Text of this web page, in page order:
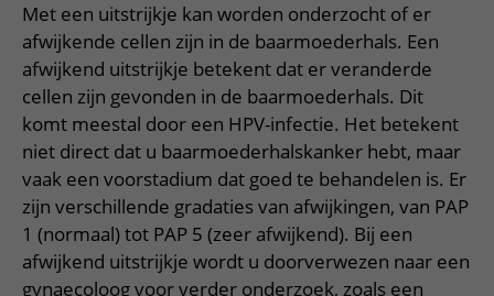
Poliklinieken
Verpleegafdelingen
Onze zorgverleners
Onderzoeken en diagnostiek
Het Wilhelmina Kinderziekenhuis
Bezoek aan de polikliniek
Opname in het ziekenhuis
Voorbereiding op uw afspraak
Bloedprikken
Wachttijden
Bezoektijden
Wijzigen patiëntgegevens
Op bezoek in het UMC Utrecht
Apotheek
Winkels en restaurants
Faciliteiten en voorzieningen
Bezoekregels
Kwaliteit en veiligheid
Contact en route
Spoed
Contactgegevens
Route naar het ziekenhuis
Parkeren
Wegwijs in het ziekenhuis
Contact met polikliniek
Verwijzers
Patiënt verwijzen
Teleconsult aanvragen
Diagnostiek aanvragen
Zorgverlenersportaal
Meer UMC Utrecht
Over UMC Utrecht
Research
Onderwijs
Met een uitstrijkje kan worden onderzocht of er
afwijkende cellen zijn in de baarmoederhals. Een
afwijkend uitstrijkje betekent dat er veranderde
cellen zijn gevonden in de baarmoederhals. Dit
komt meestal door een HPV-infectie. Het betekent
niet direct dat u baarmoederhalskanker hebt, maar
vaak een voorstadium dat goed te behandelen is. Er
zijn verschillende gradaties van afwijkingen, van PAP
1 (normaal) tot PAP 5 (zeer afwijkend). Bij een
afwijkend uitstrijkje wordt u doorverwezen naar een
gynaecoloog voor verder onderzoek, zoals een